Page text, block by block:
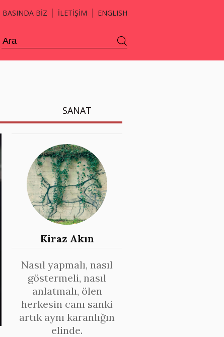
BASINDA BİZ İLETİŞİM ENGLISH
SANAT
Kiraz Akın
Nasıl yapmalı, nasıl
göstermeli, nasıl
anlatmalı, ölen
herkesin canı sanki
artık aynı karanlığın
elinde.